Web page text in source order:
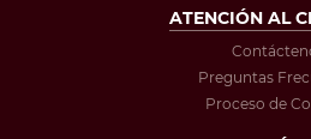
ATENCIÓN AL
Preguntas
Proceso de